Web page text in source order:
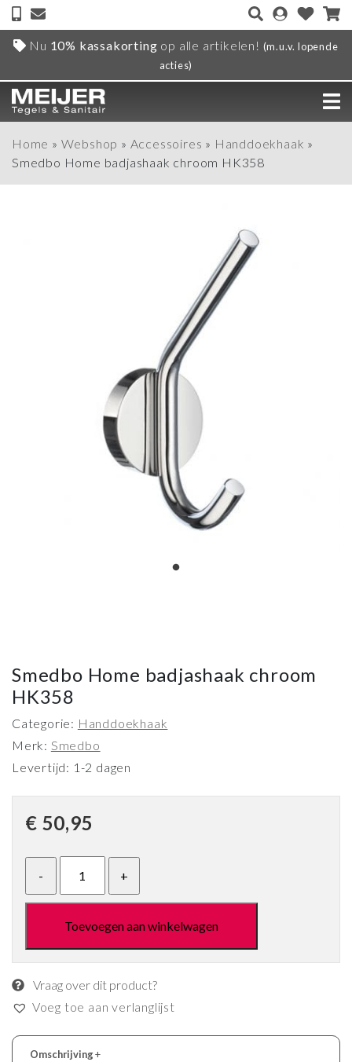
Nu 10% kassakorting op alle artikelen! (m.u.v. lopende
acties)
Home » Webshop » Accessoires » Handdoekhaak »
Smedbo Home badjashaak chroom HK358
Smedbo Home badjashaak chroom
HK358
Categorie: Handdoekhaak
Merk: Smedbo
Levertijd: 1-2 dagen
€ 50,95
Toevoegen aan winkelwagen
Vraag over dit product?
Voeg toe aan verlanglijst
Omschrijving+